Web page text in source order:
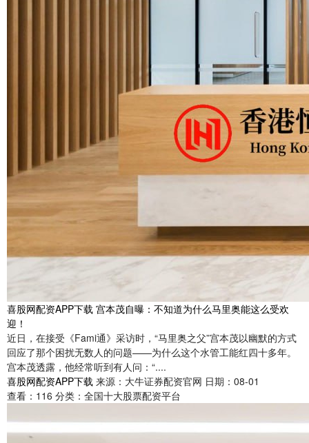
喜股网配资APP下载 宫本茂自曝：不知道为什么马里奥能这么受欢
迎！
近日，在接受《Fami通》采访时，“马里奥之父”宫本茂以幽默的方式
回应了那个困扰无数人的问题——为什么这个水管工能红四十多年。
宫本茂透露，他经常听到有人问：“....
喜股网配资APP下载 来源：大牛证券配资官网 日期：08-01
查看： 116 分类： 全国十大股票配资平台